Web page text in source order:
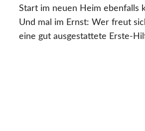
Start im neuen Heim ebenfalls
Und mal im Ernst: Wer freut
eine gut ausgestattete Erste-